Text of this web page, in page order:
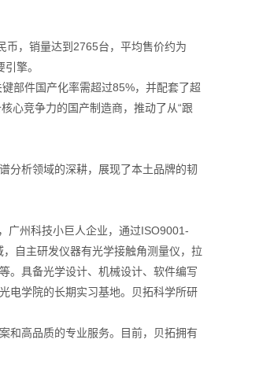
币，销量达到2765台，平均售价约为
引擎。
部件国产化率需超过85%，并配套了超
心竞争力的国产制造商，推动了从“跟
分析领域的深耕，展现了本土品牌的韧
广州科技小巨人企业，通过ISO9001-
自主研发仪器有光学接触角测量仪，拉
。具备光学设计、机械设计、软件编写
电学院的长期实习基地。贝拓科学所研
和高品质的专业服务。目前，贝拓拥有